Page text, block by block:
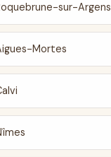
sur-Argens
Mortes